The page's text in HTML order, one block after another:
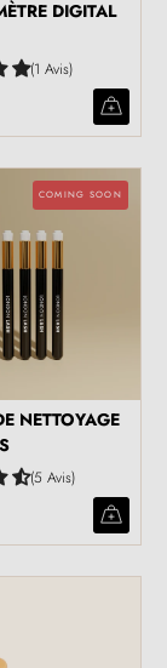
DIGITAL
1 Avis
COMING SOON
NETTOYAGE
5 Avis